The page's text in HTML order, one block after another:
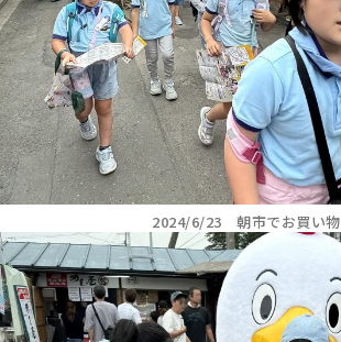
2024/6/23 朝市でお買い物